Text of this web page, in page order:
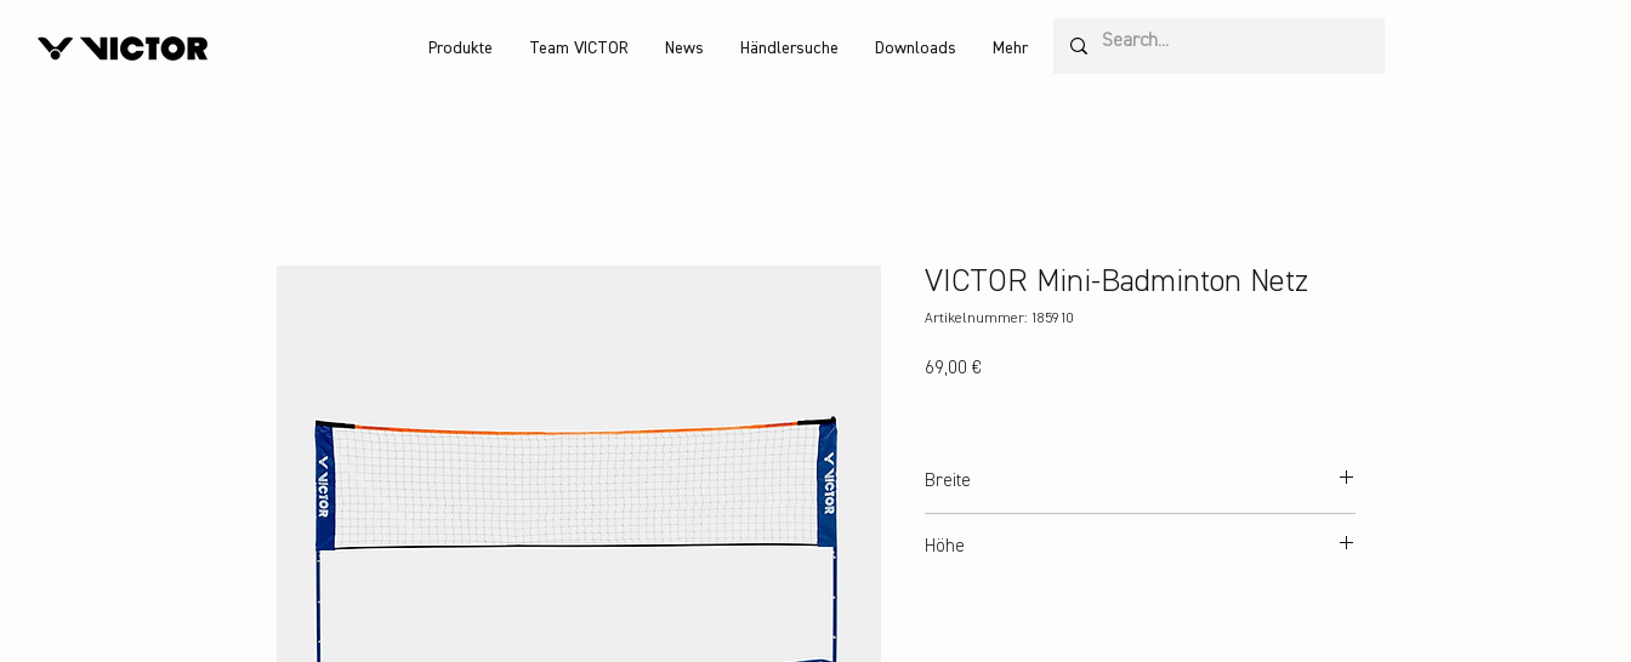
Produkte Team VICTOR News Händlersuche Downloads Mehr
VICTOR Mini-Badminton Netz
Artikelnummer: 185910
69,00 €
Breite
Höhe